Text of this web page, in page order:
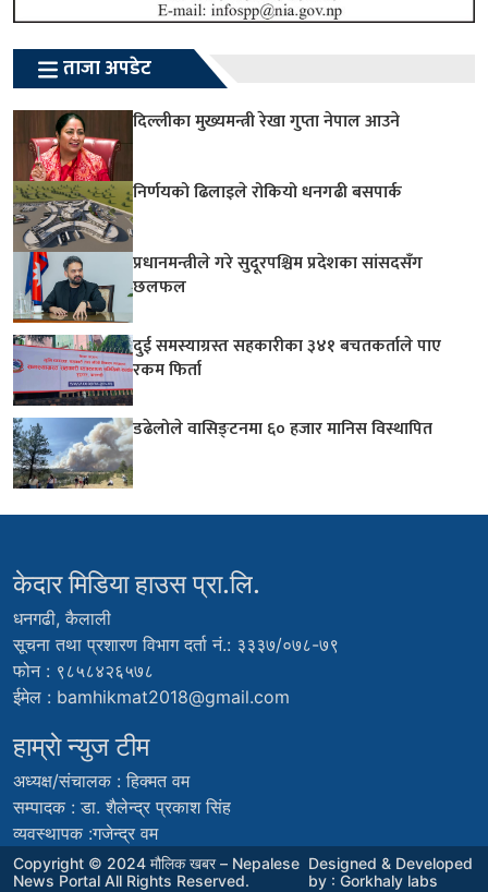
ताजा अपडेट
दिल्लीका मुख्यमन्त्री रेखा गुप्ता नेपाल आउने
निर्णयको ढिलाइले रोकियो धनगढी बसपार्क
प्रधानमन्त्रीले गरे सुदूरपश्चिम प्रदेशका सांसदसँग
छलफल
दुई समस्याग्रस्त सहकारीका ३४१ बचतकर्ताले पाए
रकम फिर्ता
डढेलोले वासिङ्टनमा ६० हजार मानिस विस्थापित
केदार मिडिया हाउस प्रा.लि.
धनगढी, कैलाली
सूचना तथा प्रशारण विभाग दर्ता नं.: ३३३७/०७८-७९
फोन : ९८५८४२६५७८
ईमेल : bamhikmat2018@gmail.com
हाम्राे न्युज टीम
अध्यक्ष/संचालक : हिक्मत वम
सम्पादक : डा. शैलेन्द्र प्रकाश सिंह
व्यवस्थापक :गजेन्द्र वम
Copyright © 2024 मौलिक खबर – Nepalese
News Portal All Rights Reserved.
Designed & Developed
by : Gorkhaly labs